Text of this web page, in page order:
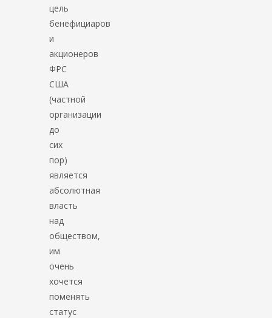
цель
бенефициаров
и
акционеров
ФРС
США
(частной
организации
до
сих
пор)
является
абсолютная
власть
над
обществом,
им
очень
хочется
поменять
статус